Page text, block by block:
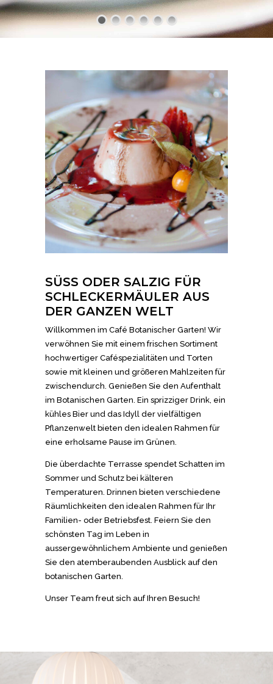
SÜSS ODER SALZIG FÜR
SCHLECKERMÄULER AUS
DER GANZEN WELT
Willkommen im Café Botanischer Garten! Wir
verwöhnen Sie mit einem frischen Sortiment
hochwertiger Caféspezialitäten und Torten
sowie mit kleinen und größeren Mahlzeiten für
zwischendurch. Genießen Sie den Aufenthalt
im Botanischen Garten. Ein sprizziger Drink, ein
kühles Bier und das Idyll der vielfältigen
Pflanzenwelt bieten den idealen Rahmen für
eine erholsame Pause im Grünen.
Die überdachte Terrasse spendet Schatten im
Sommer und Schutz bei kälteren
Temperaturen. Drinnen bieten verschiedene
Räumlichkeiten den idealen Rahmen für Ihr
Familien- oder Betriebsfest. Feiern Sie den
schönsten Tag im Leben in
aussergewöhnlichem Ambiente und genießen
Sie den atemberaubenden Ausblick auf den
botanischen Garten.
Unser Team freut sich auf Ihren Besuch!